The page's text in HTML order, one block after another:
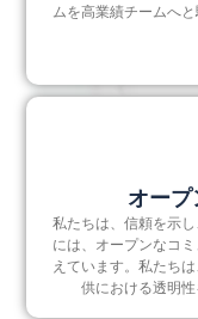
ムを高業績チームへ
オー
私たちは、信頼を示
には、オープンなコ
えています。私たち
供における透明性